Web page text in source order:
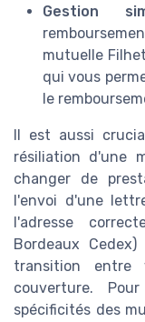
Gestion
mutuelle
qui vous
le
Il est aussi
résiliation d'une
changer de
l'envoi d'une
l'adresse
Bordeaux
transition entre
couverture.
spécificités des